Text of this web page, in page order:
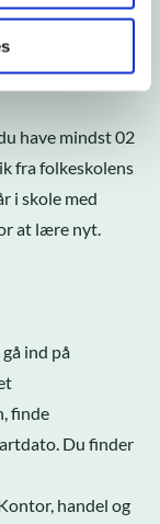
have mindst 02
fra folkeskolens
i skole med
at lære nyt.
ind på
finde
Du finder
handel og